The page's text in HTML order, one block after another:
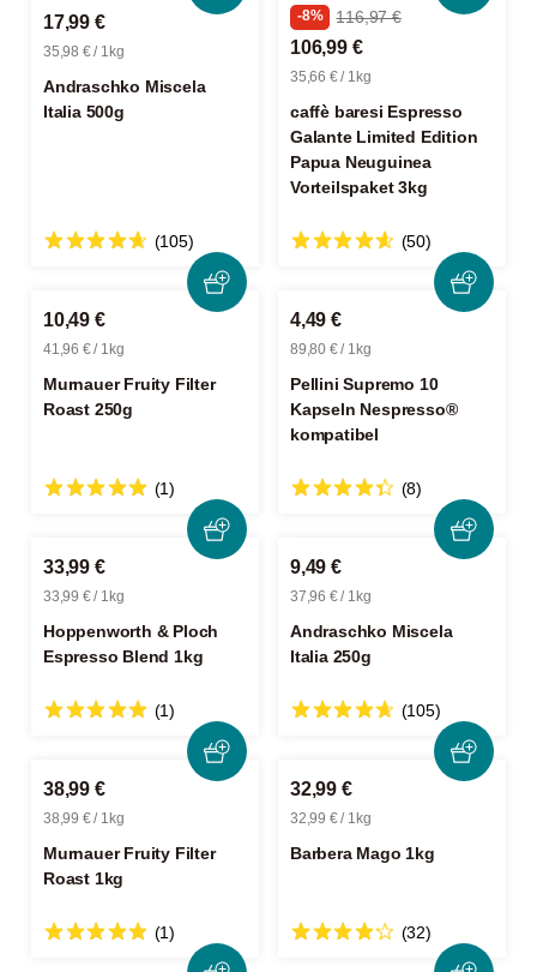
17,99 €
35,98 € / 1kg
Andraschko Miscela
Italia 500g
(105)
-8% 116,97 €
106,99 €
35,66 € / 1kg
caffè baresi Espresso
Galante Limited Edition
Papua Neuguinea
Vorteilspaket 3kg
(50)
10,49 €
41,96 € / 1kg
Murnauer Fruity Filter
Roast 250g
(1)
4,49 €
89,80 € / 1kg
Pellini Supremo 10
Kapseln Nespresso®
kompatibel
(8)
33,99 €
33,99 € / 1kg
Hoppenworth & Ploch
Espresso Blend 1kg
(1)
9,49 €
37,96 € / 1kg
Andraschko Miscela
Italia 250g
(105)
38,99 €
38,99 € / 1kg
Murnauer Fruity Filter
Roast 1kg
(1)
32,99 €
32,99 € / 1kg
Barbera Mago 1kg
(32)